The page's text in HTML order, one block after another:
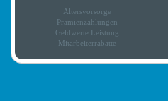
Altersvorsorge
Prämienzahlungen
Geldwerte Leistung
Mitarbeiterrabatte